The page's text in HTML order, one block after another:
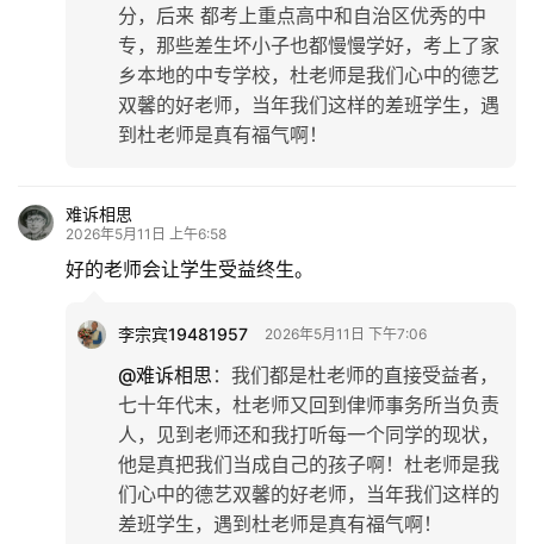
分，后来 都考上重点高中和自治区优秀的中
专，那些差生坏小子也都慢慢学好，考上了家
乡本地的中专学校，杜老师是我们心中的德艺
双馨的好老师，当年我们这样的差班学生，遇
到杜老师是真有福气啊！
难诉相思
2026年5月11日 上午6:58
好的老师会让学生受益终生。
李宗宾19481957 2026年5月11日 下午7:06
@难诉相思 ： 我们都是杜老师的直接受益者，
七十年代末，杜老师又回到侓师事务所当负责
人，见到老师还和我打听每一个同学的现状，
他是真把我们当成自己的孩子啊！杜老师是我
们心中的德艺双馨的好老师，当年我们这样的
差班学生，遇到杜老师是真有福气啊！